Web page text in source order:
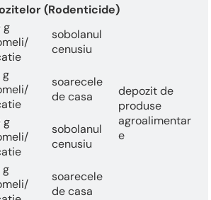
(Rodenticide)
g
sobolanul
cenusiu
depozit de
produse
agroalimentar
e
g
soarecele
de casa
g
sobolanul
cenusiu
g
soarecele
de casa